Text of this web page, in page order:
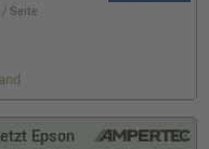
/ Seite
Epson